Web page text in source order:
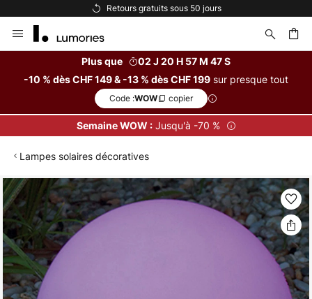
Options de paiement flexibles
Allez
au
Plus que
02 J 20 H 57 M 46 S
-10 % dès CHF 149 & -13 % dès CHF 199 sur presque tout
Code :WOW copier
Semaine WOW :Jusqu'à -70 %
Lampes solaires décoratives
Skip
to
the
end
of
the
images